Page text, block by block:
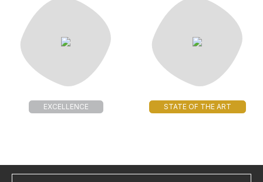
EXCELLENCE STATE OF THE ART